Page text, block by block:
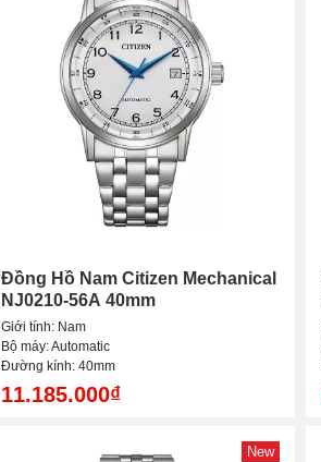
Đồng Hồ Nam Citizen Mechanical
NJ0210-56A 40mm
Giới tính: Nam
Bộ máy: Automatic
Đường kính: 40mm
11.185.000₫
New